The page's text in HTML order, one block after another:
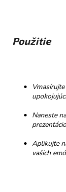
Použitie
Naneste
Aplikujte
vašich